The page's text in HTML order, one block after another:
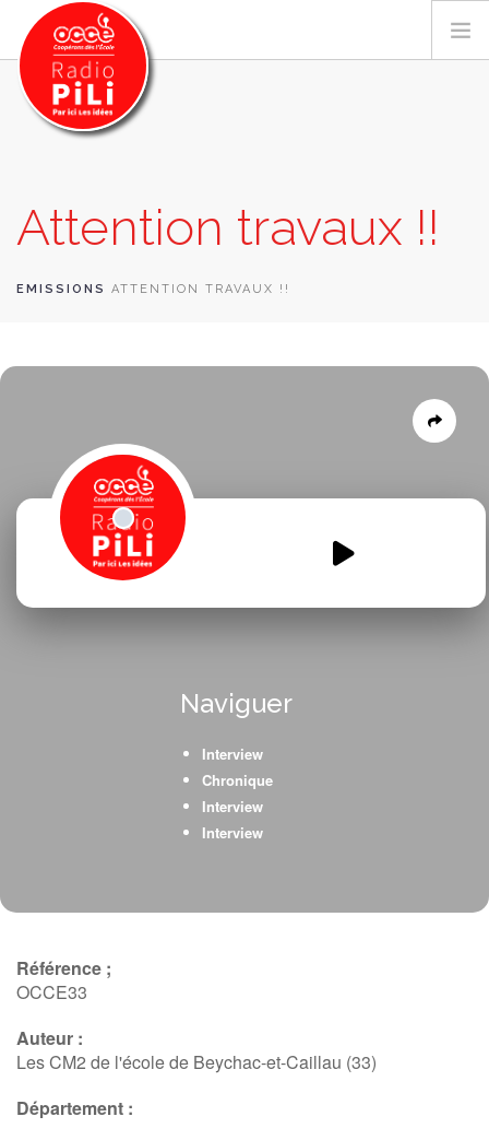
GRILLE DES PROGRAMMES
EMISSIONS / PODCASTS
CONTACT
Attention travaux !!
EMISSIONS ATTENTION TRAVAUX !!
Attention-travaux-.mp3
Naviguer
Interview
Chronique
Interview
Interview
Référence ;
OCCE33
Auteur :
Les CM2 de l'école de Beychac-et-Caillau (33)
Département :